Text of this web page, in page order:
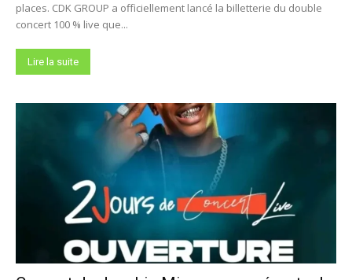
places. CDK GROUP a officiellement lancé la billetterie du double
concert 100 % live que...
Lire la suite